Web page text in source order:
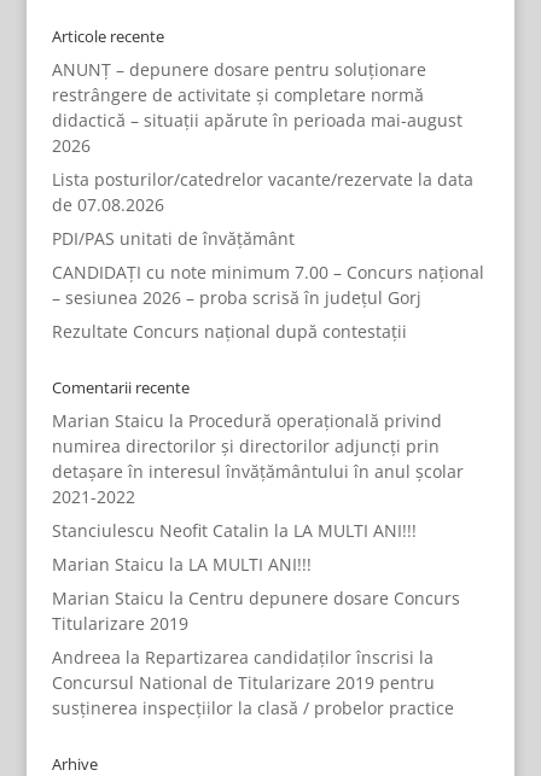
Articole recente
ANUNȚ – depunere dosare pentru soluționare
restrângere de activitate și completare normă
didactică – situații apărute în perioada mai-august
2026
Lista posturilor/catedrelor vacante/rezervate la data
de 07.08.2026
PDI/PAS unitati de învățământ
CANDIDAȚI cu note minimum 7.00 – Concurs național
– sesiunea 2026 – proba scrisă în județul Gorj
Rezultate Concurs național după contestații
Comentarii recente
Marian Staicu la Procedură operațională privind
numirea directorilor și directorilor adjuncți prin
detașare în interesul învățământului în anul școlar
2021-2022
Stanciulescu Neofit Catalin la LA MULTI ANI!!!
Marian Staicu la LA MULTI ANI!!!
Marian Staicu la Centru depunere dosare Concurs
Titularizare 2019
Andreea la Repartizarea candidaților înscrisi la
Concursul National de Titularizare 2019 pentru
susținerea inspecțiilor la clasă / probelor practice
Arhive